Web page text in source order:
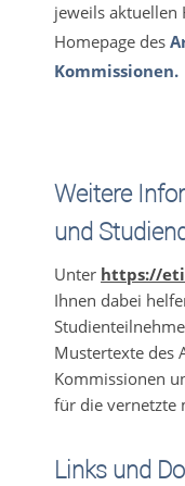
jeweils
Homepage des
Kommissionen.
Weitere
und
Unter https://
Ihnen dabei
Mustertexte des
Kommissionen
für die vernetzte
Links und